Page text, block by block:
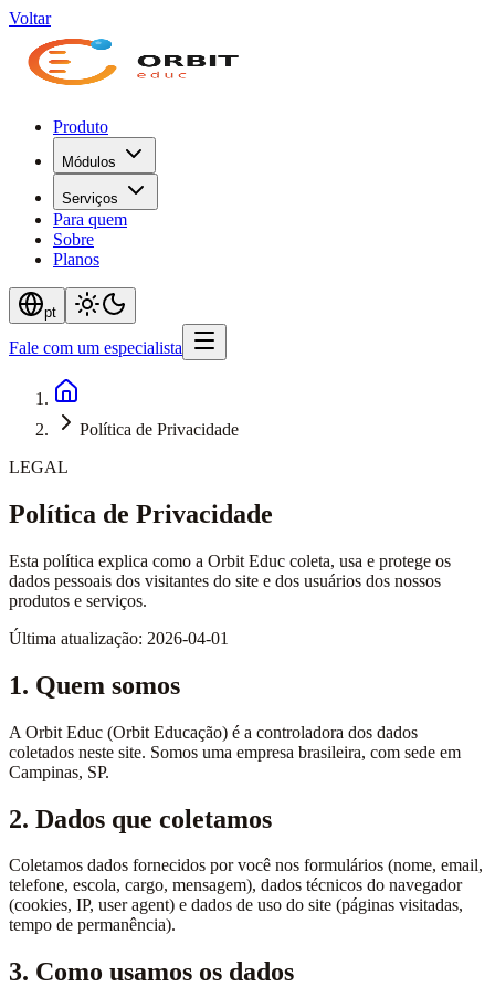
Voltar
Produto
Módulos
Serviços
Para quem
Sobre
Planos
pt
Fale com um especialista
Política de Privacidade
LEGAL
Política de Privacidade
Esta política explica como a Orbit Educ coleta, usa e protege os
dados pessoais dos visitantes do site e dos usuários dos nossos
produtos e serviços.
Última atualização: 2026-04-01
1. Quem somos
A Orbit Educ (Orbit Educação) é a controladora dos dados
coletados neste site. Somos uma empresa brasileira, com sede em
Campinas, SP.
2. Dados que coletamos
Coletamos dados fornecidos por você nos formulários (nome, email,
telefone, escola, cargo, mensagem), dados técnicos do navegador
(cookies, IP, user agent) e dados de uso do site (páginas visitadas,
tempo de permanência).
3. Como usamos os dados